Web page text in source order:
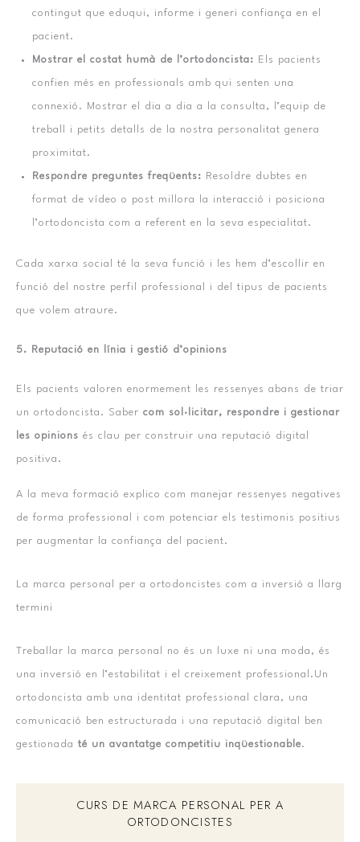
contingut que eduqui, informe i generi confiança en el
pacient.
Mostrar el costat humà de l’ortodoncista: Els pacients
confien més en professionals amb qui senten una
connexió. Mostrar el dia a dia a la consulta, l’equip de
treball i petits detalls de la nostra personalitat genera
proximitat.
Respondre preguntes freqüents: Resoldre dubtes en
format de vídeo o post millora la interacció i posiciona
l’ortodoncista com a referent en la seva especialitat.
Cada xarxa social té la seva funció i les hem d’escollir en
funció del nostre perfil professional i del tipus de pacients
que volem atraure.
5. Reputació en línia i gestió d’opinions
Els pacients valoren enormement les ressenyes abans de triar
un ortodoncista. Saber com sol·licitar, respondre i gestionar
les opinions és clau per construir una reputació digital
positiva.
A la meva formació explico com manejar ressenyes negatives
de forma professional i com potenciar els testimonis positius
per augmentar la confiança del pacient.
La marca personal per a ortodoncistes com a inversió a llarg
termini
Treballar la marca personal no és un luxe ni una moda, és
una inversió en l’estabilitat i el creixement professional.Un
ortodoncista amb una identitat professional clara, una
comunicació ben estructurada i una reputació digital ben
gestionada té un avantatge competitiu inqüestionable.
CURS DE MARCA PERSONAL PER A
ORTODONCISTES